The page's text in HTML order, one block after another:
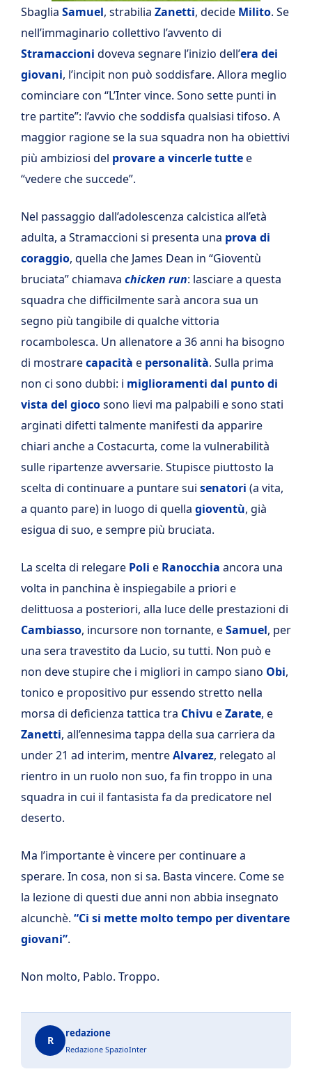
Sbaglia Samuel, strabilia Zanetti, decide Milito. Se
nell’immaginario collettivo l’avvento di
Stramaccioni doveva segnare l’inizio dell’era dei
giovani, l’incipit non può soddisfare. Allora meglio
cominciare con “L’Inter vince. Sono sette punti in
tre partite”: l’avvio che soddisfa qualsiasi tifoso. A
maggior ragione se la sua squadra non ha obiettivi
più ambiziosi del provare a vincerle tuttee
“vedere che succede”.
Nel passaggio dall’adolescenza calcistica all’età
adulta, a Stramaccioni si presenta una prova di
coraggio, quella che James Dean in “Gioventù
bruciata” chiamava chicken run: lasciare a questa
squadra che difficilmente sarà ancora sua un
segno più tangibile di qualche vittoria
rocambolesca. Un allenatore a 36 anni ha bisogno
di mostrarecapacità e personalità. Sulla prima
non ci sono dubbi: i miglioramenti dal punto di
vista del giocosono lievi ma palpabili e sono stati
arginati difetti talmente manifesti da apparire
chiari anche a Costacurta, come la vulnerabilità
sulle ripartenze avversarie. Stupisce piuttosto la
scelta di continuare a puntare sui senatori (a vita,
a quanto pare) in luogo di quella gioventù, già
esigua di suo, e sempre più bruciata.
La scelta di relegare Poli e Ranocchia ancora una
volta in panchina è inspiegabile a priori e
delittuosa a posteriori, alla luce delle prestazioni di
Cambiasso, incursore non tornante, eSamuel, per
una sera travestito da Lucio, su tutti. Non può e
non deve stupire che i migliori in campo siano Obi,
tonico e propositivo pur essendo stretto nella
morsa di deficienza tattica tra Chivu eZarate, e
Zanetti, all’ennesima tappa della sua carriera da
under 21 ad interim, mentreAlvarez, relegato al
rientro in un ruolo non suo, fa fin troppo in una
squadra in cui il fantasista fa da predicatore nel
deserto.
Ma l’importante è vincere per continuare a
sperare. In cosa, non si sa. Basta vincere. Come se
la lezione di questi due anni non abbia insegnato
alcunchè. “Ci si mette molto tempo per diventare
giovani”.
Non molto, Pablo. Troppo.
R
redazione
Redazione SpazioInter